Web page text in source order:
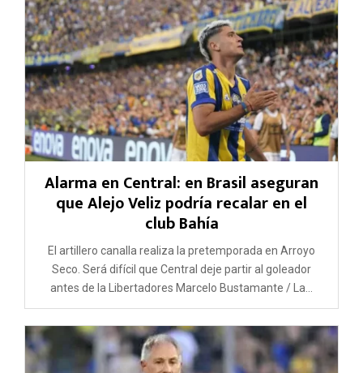
Alarma en Central: en Brasil aseguran
que Alejo Veliz podría recalar en el
club Bahía
El artillero canalla realiza la pretemporada en Arroyo
Seco. Será difícil que Central deje partir al goleador
antes de la Libertadores Marcelo Bustamante / La...